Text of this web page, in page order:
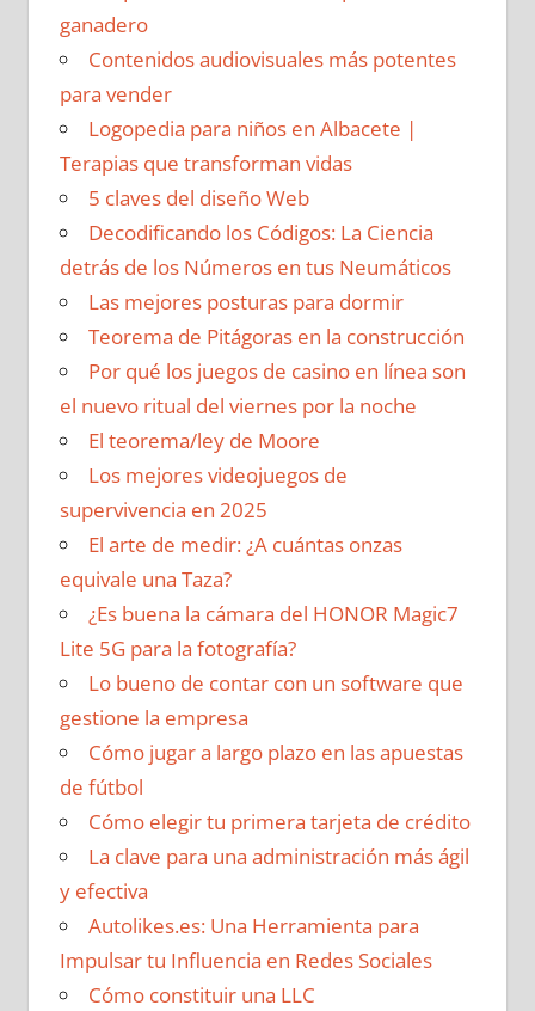
ganadero
Contenidos audiovisuales más potentes
para vender
Logopedia para niños en Albacete |
Terapias que transforman vidas
5 claves del diseño Web
Decodificando los Códigos: La Ciencia
detrás de los Números en tus Neumáticos
Las mejores posturas para dormir
Teorema de Pitágoras en la construcción
Por qué los juegos de casino en línea son
el nuevo ritual del viernes por la noche
El teorema/ley de Moore
Los mejores videojuegos de
supervivencia en 2025
El arte de medir: ¿A cuántas onzas
equivale una Taza?
¿Es buena la cámara del HONOR Magic7
Lite 5G para la fotografía?
Lo bueno de contar con un software que
gestione la empresa
Cómo jugar a largo plazo en las apuestas
de fútbol
Cómo elegir tu primera tarjeta de crédito
La clave para una administración más ágil
y efectiva
Autolikes.es: Una Herramienta para
Impulsar tu Influencia en Redes Sociales
Cómo constituir una LLC